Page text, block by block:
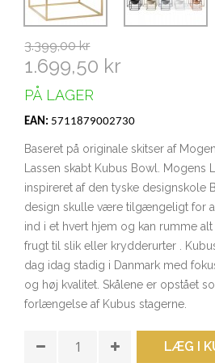
3.399,00 kr
1.699,50 kr
PÅ LAGER
EAN: 5711879002730
Baseret på originale skitser af
Lassen skabt Kubus Bowl. Mogens
inspireret af den tyske designskole
design skulle være tilgængeligt for
ind i et hvert hjem og kan rumme
frugt til slik eller krydderurter .
dag idag stadig i Danmark med
og høj kvalitet. Skålene er opstået
forlængelse af Kubus stagerne.
LÆG I